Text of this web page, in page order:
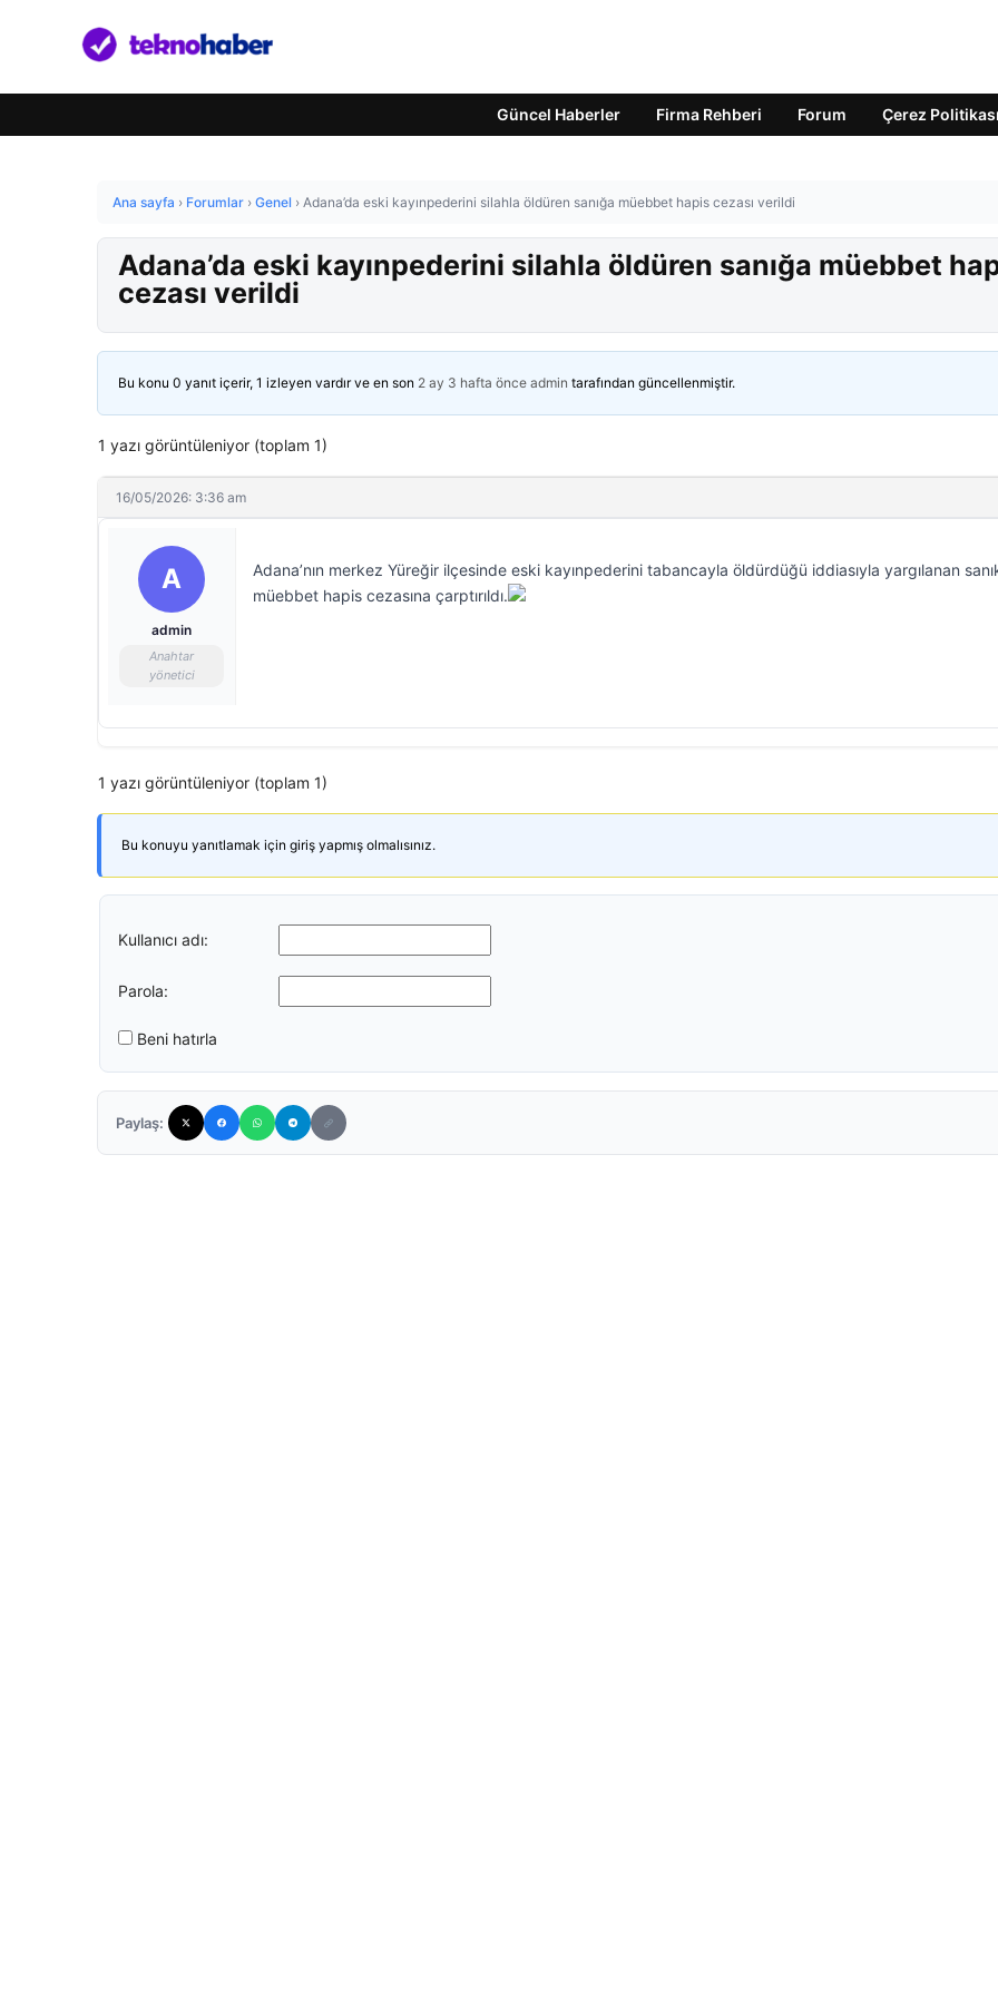
Güncel Haberler Firma Rehberi Forum Çerez Politikası
Ana sayfa › Forumlar › Genel › Adana’da eski kayınpederini silahla öldüren sanığa müebbet hapis cezası verildi
Adana’da eski kayınpederini silahla öldüren sanığa müebbet
cezası verildi
Bu konu 0 yanıt içerir, 1 izleyen vardır ve en son 2 ay 3 hafta önce admin tarafından güncellenmiştir.
1 yazı görüntüleniyor (toplam 1)
16/05/2026: 3:36 am
A
admin
Anahtar
yönetici
Adana’nın merkez Yüreğir ilçesinde eski kayınpederini tabancayla öldürdüğü iddiasıyla yargılanan
müebbet hapis cezasına çarptırıldı.
1 yazı görüntüleniyor (toplam 1)
Bu konuyu yanıtlamak için giriş yapmış olmalısınız.
Kullanıcı adı:
Parola:
Beni hatırla
Paylaş: